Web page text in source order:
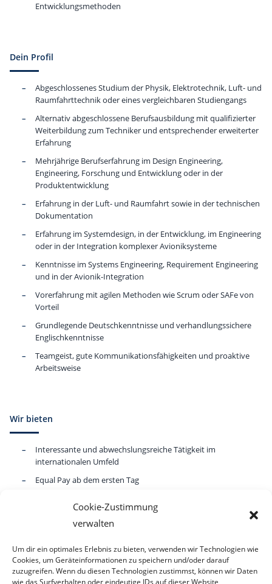
Cookie-Zustimmung
verwalten
Um dir ein optimales Erlebnis zu bieten, verwenden wir Technologien wie
Cookies, um Geräteinformationen zu speichern und/oder darauf
zuzugreifen. Wenn du diesen Technologien zustimmst, können wir Daten
wie das Surfverhalten oder eindeutige IDs auf dieser Website
Entwicklungsmethoden
Dein Profil
Abgeschlossenes Studium der Physik, Elektrotechnik, Luft- und
Raumfahrttechnik oder eines vergleichbaren Studiengangs
Alternativ abgeschlossene Berufsausbildung mit qualifizierter
Weiterbildung zum Techniker und entsprechender erweiterter
Erfahrung
Mehrjährige Berufserfahrung im Design Engineering,
Engineering, Forschung und Entwicklung oder in der
Produktentwicklung
Erfahrung in der Luft- und Raumfahrt sowie in der technischen
Dokumentation
Erfahrung im Systemdesign, in der Entwicklung, im Engineering
oder in der Integration komplexer Avioniksysteme
Kenntnisse im Systems Engineering, Requirement Engineering
und in der Avionik-Integration
Vorerfahrung mit agilen Methoden wie Scrum oder SAFe von
Vorteil
Grundlegende Deutschkenntnisse und verhandlungssichere
Englischkenntnisse
Teamgeist, gute Kommunikationsfähigkeiten und proaktive
Arbeitsweise
Wir bieten
Interessante und abwechslungsreiche Tätigkeit im
internationalen Umfeld
Equal Pay ab dem ersten Tag
30 Tage Urlaub, betriebliche Altersvorsorge
Unbefristetes Arbeitsverhältnis
Ein freundliches und respektvolles DU erleichtert die